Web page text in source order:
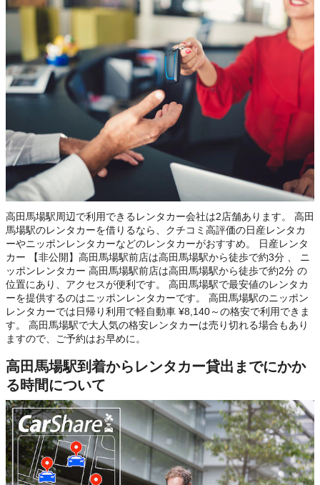
高田馬場駅周辺で利用できるレンタカー会社は2店舗あります。 高田
馬場駅のレンタカーを借りるなら、クチコミ高評価の日産レンタカ
ーやニッポンレンタカーなどのレンタカーがおすすめ。 日産レンタ
カー 【非公開】高田馬場駅前店は高田馬場駅から徒歩で約3分 、 ニ
ッポンレンタカー 高田馬場駅前店は高田馬場駅から徒歩で約2分 の
位置にあり、アクセスが便利です。 高田馬場駅で最安値のレンタカ
ーを提供するのはニッポンレンタカーです。 高田馬場駅のニッポン
レンタカーでは日帰り利用で軽自動車 ¥8,140～の格安で利用できま
す。 高田馬場駅で大人気の格安レンタカーは売り切れる場合もあり
ますので、ご予約はお早めに。
高田馬場駅到着からレンタカー貸出までにかか
る時間について